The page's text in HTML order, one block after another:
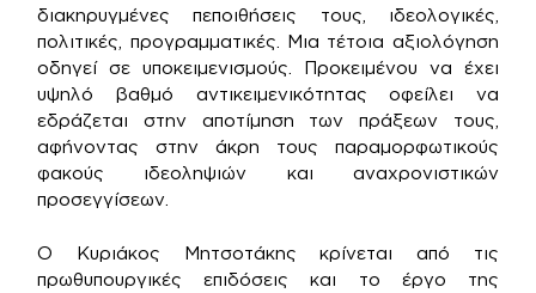
διακηρυγμένες πεποιθήσεις τους, ιδεολογικές,
πολιτικές, προγραμματικές. Μια τέτοια αξιολόγηση
οδηγεί σε υποκειμενισμούς. Προκειμένου να έχει
υψηλό βαθμό αντικειμενικότητας οφείλει να
εδράζεται στην αποτίμηση των πράξεων τους,
αφήνοντας στην άκρη τους παραμορφωτικούς
φακούς ιδεοληψιών και αναχρονιστικών
προσεγγίσεων.
Ο Κυριάκος Μητσοτάκης κρίνεται από τις
πρωθυπουργικές επιδόσεις και το έργο της